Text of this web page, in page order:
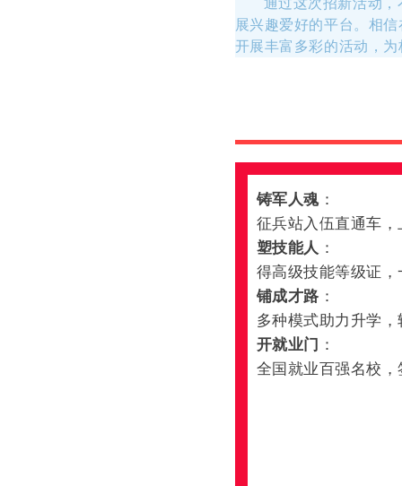
展兴趣爱好的平台。相
开展丰富多彩的活动，
铸军 人魂：
征兵站入 伍直通车 ，
塑技能人 ：
得高级技能等级证 ，
铺成才路 ：
多种模式 助力 升学 ，
开就业门 ：
全国 就业百强名校 ，